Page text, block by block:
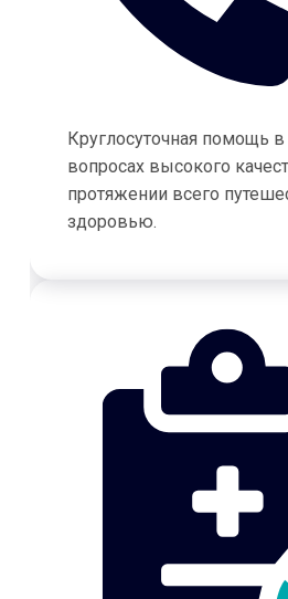
Круглосуточная помощь
вопросах высокого
протяжении всего
здоровью.